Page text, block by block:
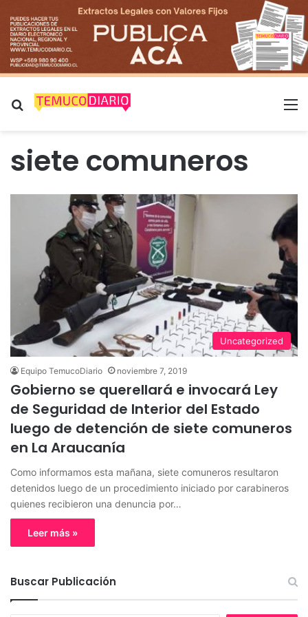
Buscar por
siete comuneros
Uncategorized
Equipo TemucoDiario noviembre 7, 2019
Gobierno se querellará e invocará Ley
de Seguridad de Interior del Estado
luego de detención de siete comuneros
en La Araucanía
Como informamos esta mañana, siete comuneros resultaron
detenidos luego de un procedimiento iniciado por carabineros
quienes recibieron una denuncia por…
Leer más »
Buscar Publicación